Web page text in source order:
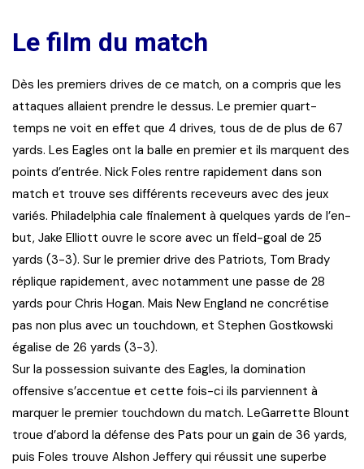
Le film du match
Dès les premiers drives de ce match, on a compris que les
attaques allaient prendre le dessus. Le premier quart-
temps ne voit en effet que 4 drives, tous de de plus de 67
yards. Les Eagles ont la balle en premier et ils marquent des
points d’entrée. Nick Foles rentre rapidement dans son
match et trouve ses différents receveurs avec des jeux
variés. Philadelphia cale finalement à quelques yards de l’en-
but, Jake Elliott ouvre le score avec un field-goal de 25
yards (3-3). Sur le premier drive des Patriots, Tom Brady
réplique rapidement, avec notamment une passe de 28
yards pour Chris Hogan. Mais New England ne concrétise
pas non plus avec un touchdown, et Stephen Gostkowski
égalise de 26 yards (3-3).
Sur la possession suivante des Eagles, la domination
offensive s’accentue et cette fois-ci ils parviennent à
marquer le premier touchdown du match. LeGarrette Blount
troue d’abord la défense des Pats pour un gain de 36 yards,
puis Foles trouve Alshon Jeffery qui réussit une superbe